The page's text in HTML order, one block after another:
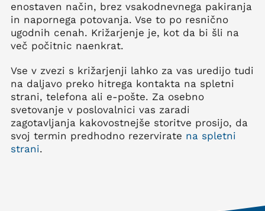
enostaven način, brez vsakodnevnega pakiranja
in napornega potovanja. Vse to po resnično
ugodnih cenah. Križarjenje je, kot da bi šli na
več počitnic naenkrat.
Vse v zvezi s križarjenji lahko za vas uredijo tudi
na daljavo preko hitrega kontakta na spletni
strani, telefona ali e-pošte. Za osebno
svetovanje v poslovalnici vas zaradi
zagotavljanja kakovostnejše storitve prosijo, da
svoj termin predhodno rezervirate na spletni
strani.